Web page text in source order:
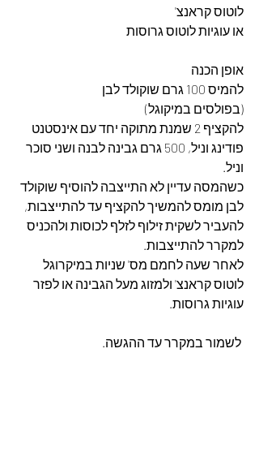
לוטוס קראנצ'
או עוגיות לוטוס גרוסות
אופן הכנה
להמיס 100 גרם שוקולד לבן
(בפולסים במיקוגל)
להקציף 2 שמנת מתוקה יחד עם אינסטנט
פודינג וניל, 500 גרם גבינה לבנה ושני סוכר
וניל.
כשהמסה עדיין לא התייצבה להוסיף שוקולד
לבן מומס להמשיך להקציף עד להתייצבות,
להעביר לשקית זילוף לזלף לכוסות ולהכניס
למקרר להתייצבות.
לאחר שעה לחמם מס' שניות במיקרוגל
לוטוס קראנצ' ולמזוג מעל הגבינה או לפזר
עוגיות גרוסות.